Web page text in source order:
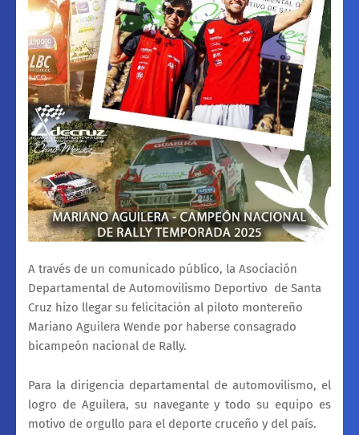
A través de un comunicado público, la Asociación
Departamental de Automovilismo Deportivo de Santa
Cruz hizo llegar su felicitación al piloto montereño
Mariano Aguilera Wende por haberse consagrado
bicampeón nacional de Rally.
Para la dirigencia departamental de automovilismo, el
logro de Aguilera, su navegante y todo su equipo es
motivo de orgullo para el deporte cruceño y del país.